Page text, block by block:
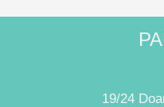
19/24